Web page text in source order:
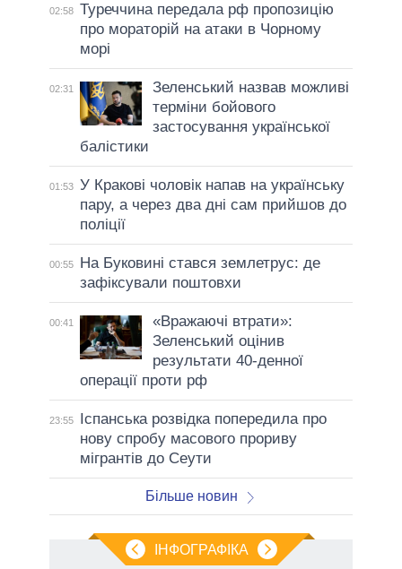
02:58 Туреччина передала рф пропозицію
про мораторій на атаки в Чорному
морі
02:31
Зеленський назвав можливі
терміни бойового
застосування української
балістики
01:53 У Кракові чоловік напав на українську
пару, а через два дні сам прийшов до
поліції
00:55
На Буковині стався землетрус: де
зафіксували поштовхи
00:41
«Вражаючі втрати»:
Зеленський оцінив
результати 40-денної
операції проти рф
23:55
Іспанська розвідка попередила про
нову спробу масового прориву
мігрантів до Сеути
Більше новин
ІНФОГРАФІКА